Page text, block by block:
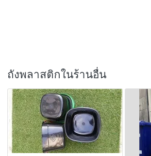
ถังพลาสติกในร้านอื่น